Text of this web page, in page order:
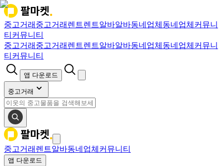
중고거래 중고거래 렌트렌트알바알바동네업체 동네업체 커뮤니
티 커뮤니티
중고거래 중고거래 렌트렌트알바알바동네업체 동네업체 커뮤니
티 커뮤니티
앱 다운로드
중고거래
중고거래 렌트알바동네업체 커뮤니티
앱 다운로드